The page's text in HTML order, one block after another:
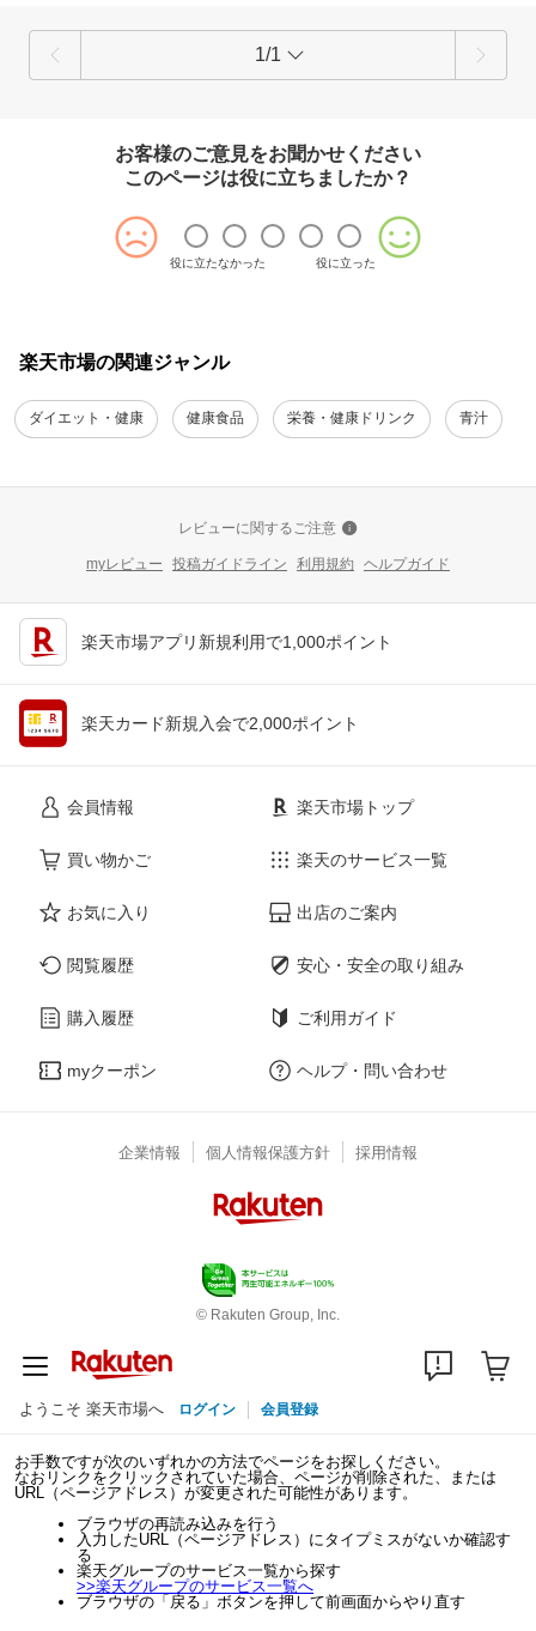
1/1
お客様のご意見をお聞かせください
このページは役に立ちましたか？
役に立たなかった 役に立った
楽天市場の関連ジャンル
ダイエット・健康 健康食品 栄養・健康ドリンク 青汁
レビューに関するご注意
myレビュー 投稿ガイドライン 利用規約 ヘルプガイド
楽天市場アプリ新規利用で1,000ポイント
楽天カード新規入会で2,000ポイント
会員情報
買い物かご
お気に入り
閲覧履歴
購入履歴
myクーポン
楽天市場トップ
楽天のサービス一覧
出店のご案内
安心・安全の取り組み
ご利用ガイド
ヘルプ・問い合わせ
企業情報 個人情報保護方針 採用情報
© Rakuten Group, Inc.
ようこそ 楽天市場へ ログイン 会員登録
お手数ですが次のいずれかの方法でページをお探しください。
なおリンクをクリックされていた場合、ページが削除された、または
URL（ページアドレス）が変更された可能性があります。
ブラウザの再読み込みを行う
入力したURL（ページアドレス）にタイプミスがないか確認す
る
楽天グループのサービス一覧から探す
>>楽天グループのサービス一覧へ
ブラウザの「戻る」ボタンを押して前画面からやり直す